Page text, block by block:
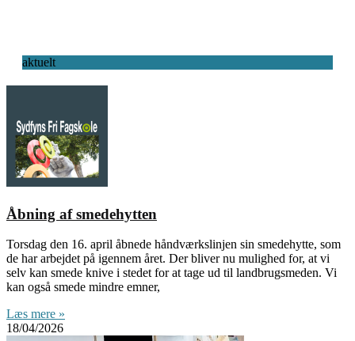
aktuelt
Åbning af smedehytten
Torsdag den 16. april åbnede håndværkslinjen sin smedehytte, som
de har arbejdet på igennem året. Der bliver nu mulighed for, at vi
selv kan smede knive i stedet for at tage ud til landbrugsmeden. Vi
kan også smede mindre emner,
Læs mere »
18/04/2026